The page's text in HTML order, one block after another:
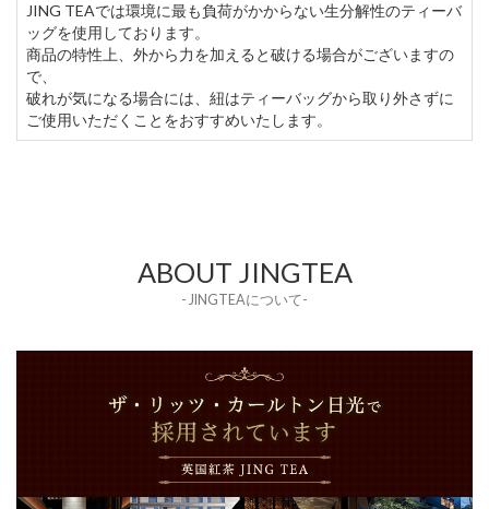
JING TEAでは環境に最も負荷がかからない生分解性のティーバ
ッグを使用しております。
商品の特性上、外から力を加えると破ける場合がございますの
で、
破れが気になる場合には、紐はティーバッグから取り外さずに
ご使用いただくことをおすすめいたします。
ABOUT JINGTEA
- JINGTEAについて-